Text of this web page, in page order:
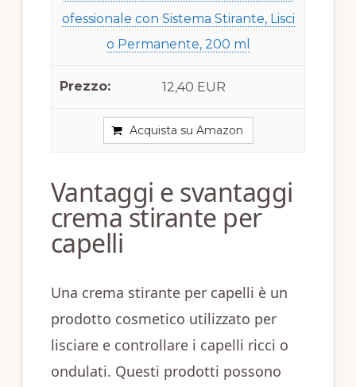
ofessionale con Sistema Stirante, Lisci
o Permanente, 200 ml
12,40 EUR
Acquista su Amazon
Vantaggi e svantaggi
crema stirante per
capelli
Una crema stirante per capelli è un
prodotto cosmetico utilizzato per
lisciare e controllare i capelli ricci o
ondulati. Questi prodotti possono